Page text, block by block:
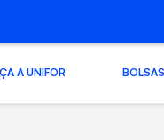
A UNIFOR